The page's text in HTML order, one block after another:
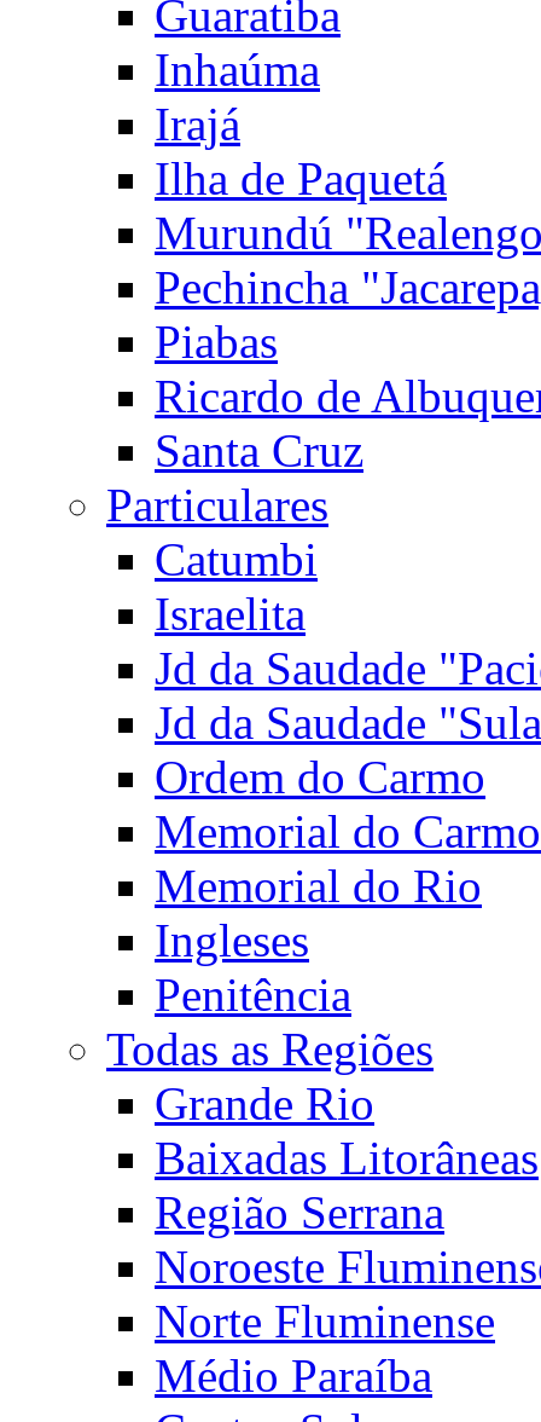
Guaratiba
Inhaúma
Irajá
Ilha de Paquetá
Murundú
Pechincha
Piabas
Ricardo de
Santa Cruz
Particulares
Catumbi
Israelita
Jd da Saudade
Jd da Saudade
Ordem do Carmo
Memorial do Carmo
Memorial do Rio
Ingleses
Penitência
Todas as Regiões
Grande Rio
Baixadas Litorâneas
Região Serrana
Noroeste
Norte Fluminense
Médio Paraíba